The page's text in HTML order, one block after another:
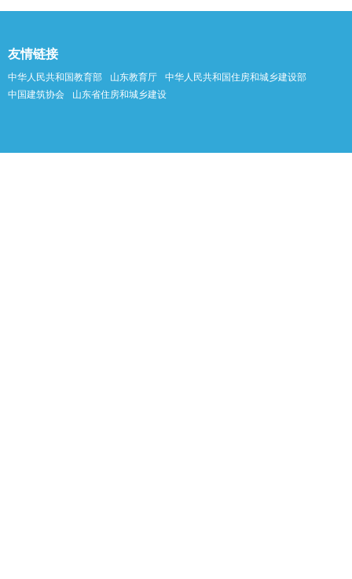
友情链接
中华人民共和国教育部 山东教育厅
中华人民共和国住房和城乡建设部
中国建筑协会
山东省住房和城乡建设